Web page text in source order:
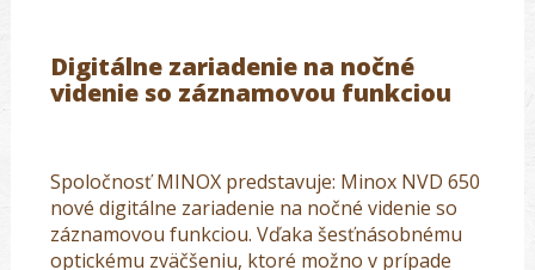
Digitálne zariadenie na nočné
videnie so záznamovou funkciou
Spoločnosť MINOX predstavuje: Minox NVD 650
nové digitálne zariadenie na nočné videnie so
záznamovou funkciou. Vďaka šesťnásobnému
optickému zväčšeniu, ktoré možno v prípade